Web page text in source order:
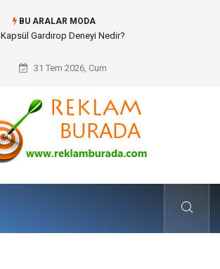
BU ARALAR MODA
Kapsül Gardırop Deneyi Nedir?
31 Tem 2026, Cum